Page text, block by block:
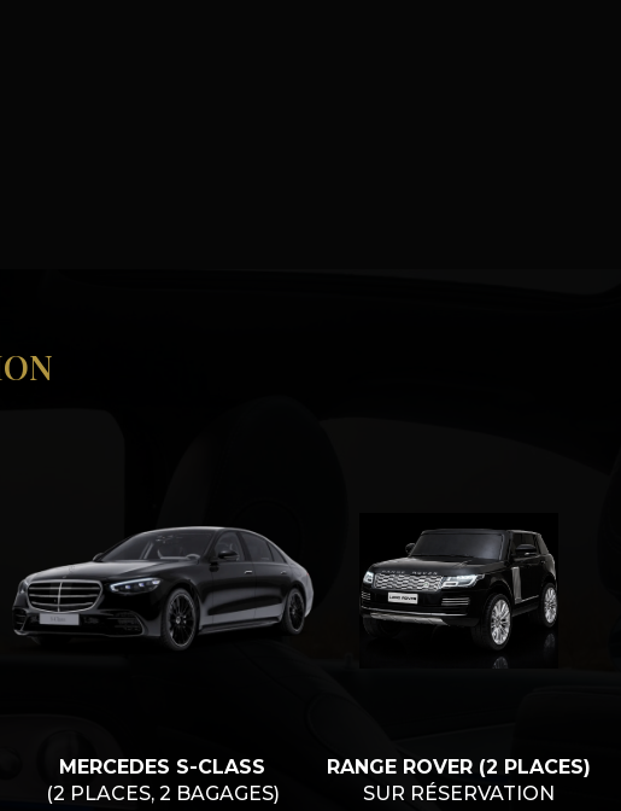
MERCEDES S-CLASS
(2 PLACES, 2 BAGAGES)
RANGE ROVER (2 PLACES)
SUR RÉSERVATION